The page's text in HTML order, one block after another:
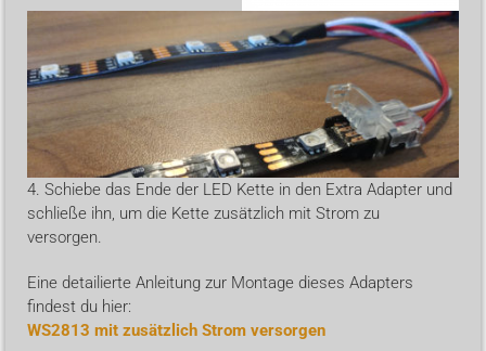
4. Schiebe das Ende der LED Kette in den Extra Adapter und
schließe ihn, um die Kette zusätzlich mit Strom zu
versorgen.
Eine detailierte Anleitung zur Montage dieses Adapters
findest du hier:
WS2813 mit zusätzlich Strom versorgen